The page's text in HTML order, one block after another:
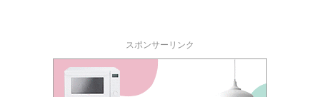
スポンサーリンク